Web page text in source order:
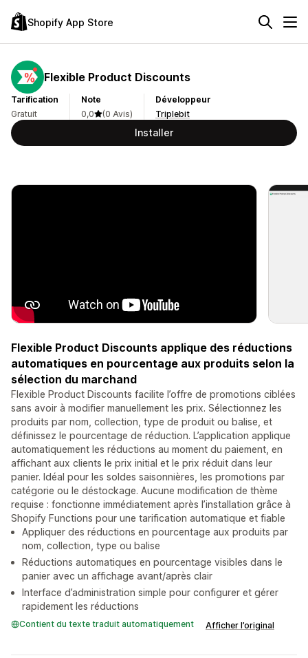
Shopify App Store
Flexible Product Discounts
Tarification
Gratuit
Note
0,0
(0 Avis)
Développeur
Triplebit
Installer
Flexible Product Discounts applique des réductions
automatiques en pourcentage aux produits selon la
sélection du marchand
Flexible Product Discounts facilite l’offre de promotions ciblées
sans avoir à modifier manuellement les prix. Sélectionnez les
produits par nom, collection, type de produit ou balise, et
définissez le pourcentage de réduction. L’application applique
automatiquement les réductions au moment du paiement, en
affichant aux clients le prix initial et le prix réduit dans leur
panier. Idéal pour les soldes saisonnières, les promotions par
catégorie ou le déstockage. Aucune modification de thème
requise : fonctionne immédiatement après l’installation grâce à
Shopify Functions pour une tarification automatique et fiable
Appliquer des réductions en pourcentage aux produits par
nom, collection, type ou balise
Réductions automatiques en pourcentage visibles dans le
panier avec un affichage avant/après clair
Interface d’administration simple pour configurer et gérer
rapidement les réductions
Contient du texte traduit automatiquement Afficher l’original